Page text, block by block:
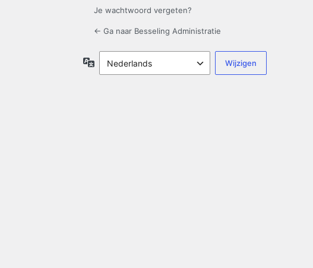
Je wachtwoord vergeten?
← Ga naar Besseling Administratie
Taal